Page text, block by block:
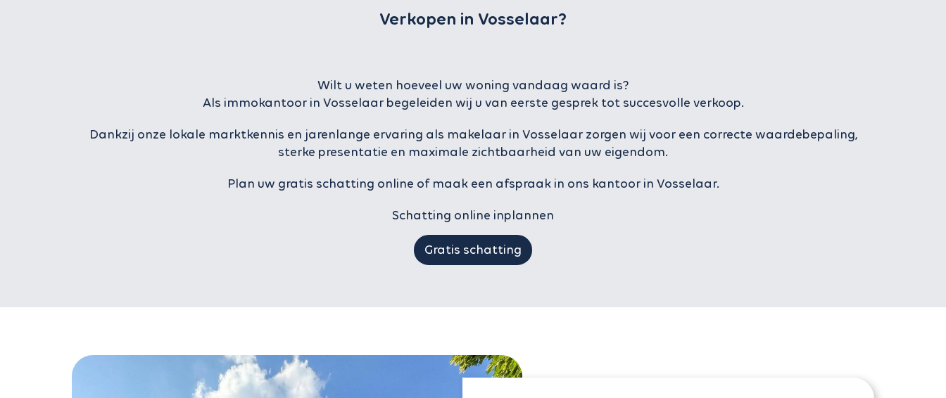
Verkopen in Vosselaar?
Wilt u weten hoeveel uw woning vandaag waard is?
Als immokantoor in Vosselaar begeleiden wij u van eerste gesprek tot succesvolle verkoop.
Dankzij onze lokale marktkennis en jarenlange ervaring als makelaar in Vosselaar zorgen wij voor een correcte waardebepaling,
sterke presentatie en maximale zichtbaarheid van uw eigendom.
Plan uw gratis schatting online of maak een afspraak in ons kantoor in Vosselaar.
Schatting online inplannen
Gratis schatting